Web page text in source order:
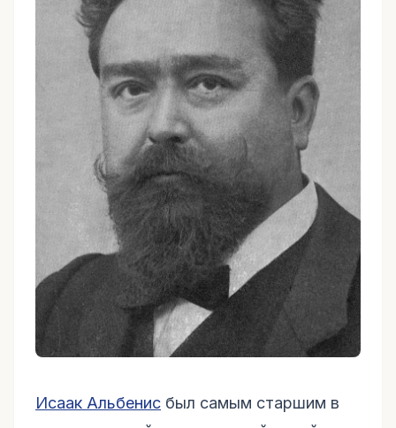
Исаак Альбенис был самым старшим в